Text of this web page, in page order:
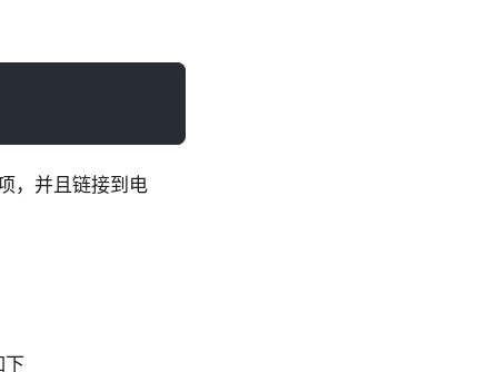
，并且链接到电
下